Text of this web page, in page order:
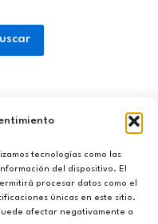
tecnologías como las
del dispositivo. El
procesar datos como el
únicas en este sitio.
afectar negativamente a
de Aprender